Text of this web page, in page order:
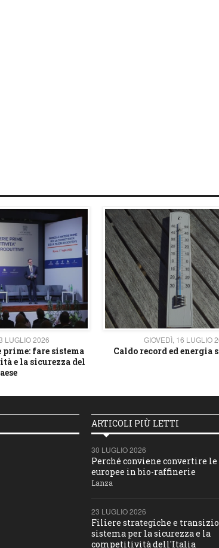
LUGLIO 2026
prime: fare sistema
e la sicurezza del
GIOVEDÌ, 16 LUGLIO
Caldo record ed energia
ARTICOLI PIÙ LETTI
30 LUGLIO 2026
Perché conviene convertire
europee in bio-raffinerie
Lanza
23 LUGLIO 2026
Filiere strategiche e
sistema per la sicurezza e la
competitività dell'Italia